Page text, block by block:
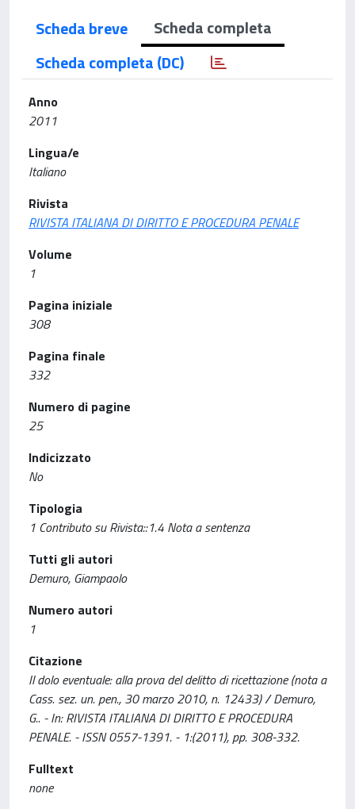
Scheda breve
Scheda completa
Scheda completa (DC)
Anno
2011
Lingua/e
Italiano
Rivista
RIVISTA ITALIANA DI DIRITTO E PROCEDURA PENALE
Volume
1
Pagina iniziale
308
Pagina finale
332
Numero di pagine
25
Indicizzato
No
Tipologia
1 Contributo su Rivista::1.4 Nota a sentenza
Tutti gli autori
Demuro, Giampaolo
Numero autori
1
Citazione
Il dolo eventuale: alla prova del delitto di ricettazione (nota a
Cass. sez. un. pen., 30 marzo 2010, n. 12433) / Demuro,
G.. - In: RIVISTA ITALIANA DI DIRITTO E PROCEDURA
PENALE. - ISSN 0557-1391. - 1:(2011), pp. 308-332.
Fulltext
none